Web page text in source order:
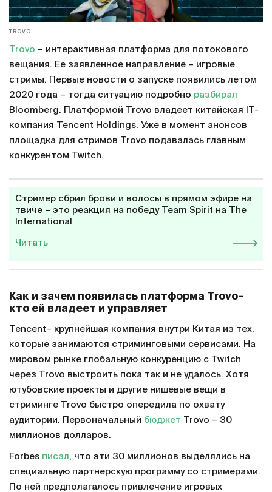
TROVO
Trovo – интерактивная платформа для потокового
вещания. Ее заявленное направление – игровые
стримы. Первые новости о запуске появились летом
2020 года – тогда ситуацию подробно разбирал
Bloomberg. Платформой Trovo владеет китайская IT-
компания Tencent Holdings. Уже в момент анонсов
площадка для стримов Trovo подавалась главным
конкурентом Twitch.
Стример сбрил брови и волосы в прямом эфире на
твиче – это реакция на победу Team Spirit на The
International
Читать
Как и зачем появилась платформа Trovo–
кто ей владеет и управляет
Tencent– крупнейшая компания внутри Китая из тех,
которые занимаются стриминговыми сервисами. На
мировом рынке глобальную конкуренцию с Twitch
через Trovo выстроить пока так и не удалось. Хотя
ютубовские проекты и другие нишевые вещи в
стриминге Trovo быстро опередила по охвату
аудитории. Первоначальный бюджет Trovo – 30
миллионов долларов.
Forbes писал, что эти 30 миллионов выделялись на
специальную партнерскую программу со стримерами.
По ней предполагалось привлечение игровых